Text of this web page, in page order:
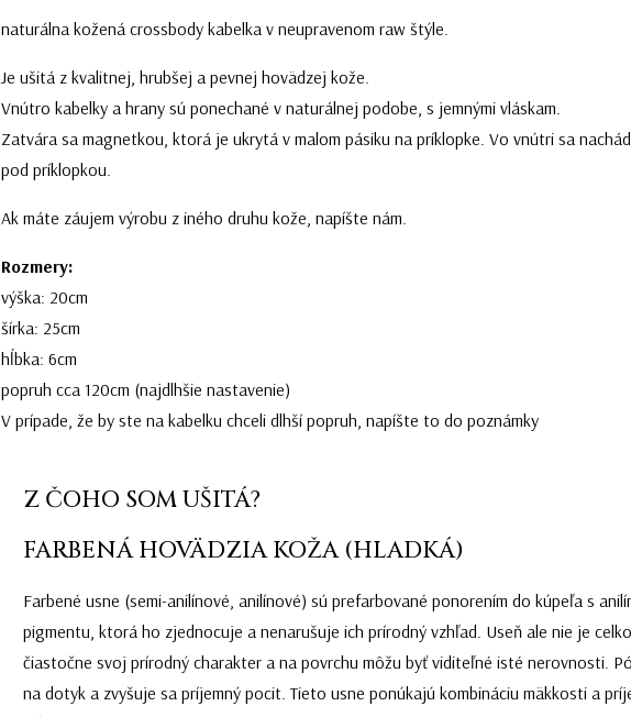
naturálna kožená crossbody kabelka v neupravenom raw štýle.
Je ušitá z kvalitnej, hrubšej a pevnej hovädzej kože.
Vnútro kabelky a hrany sú ponechané v naturálnej podobe, s jemnými vláskam.
Zatvára sa magnetkou, ktorá je ukrytá v malom pásiku na príklopke. Vo vnútri sa
pod príklopkou.
Ak máte záujem výrobu z iného druhu kože, napíšte nám.
Rozmery:
výška: 20cm
šírka: 25cm
hĺbka: 6cm
popruh cca 120cm (najdlhšie nastavenie)
V prípade, že by ste na kabelku chceli dlhší popruh, napíšte to do poznámky
Z ČOHO SOM UŠITÁ?
FARBENÁ HOVÄDZIA KOŽA (HLADKÁ)
Farbené usne (semi-anilínové, anilínové) sú prefarbované ponorením do kúpeľa s
pigmentu, ktorá ho zjednocuje a nenarušuje ich prírodný vzhľad. Useň ale nie je
čiastočne svoj prírodný charakter a na povrchu môžu byť viditeľné isté nerovnosti.
na dotyk a zvyšuje sa príjemný pocit. Tieto usne ponúkajú kombináciu mäkkosti a